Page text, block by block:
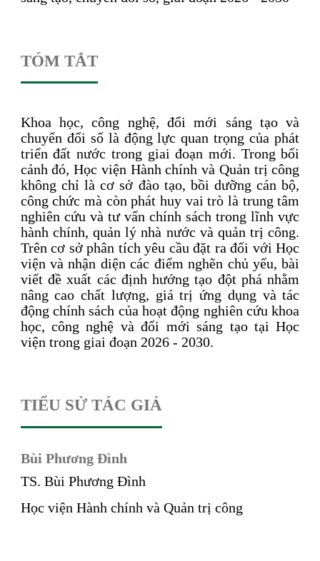
TÓM TẮT
Khoa học, công nghệ, đổi mới sáng tạo và
chuyển đổi số là động lực quan trọng của phát
triển đất nước trong giai đoạn mới. Trong bối
cảnh đó, Học viện Hành chính và Quản trị công
không chỉ là cơ sở đào tạo, bồi dưỡng cán bộ,
công chức mà còn phát huy vai trò là trung tâm
nghiên cứu và tư vấn chính sách trong lĩnh vực
hành chính, quản lý nhà nước và quản trị công.
Trên cơ sở phân tích yêu cầu đặt ra đối với Học
viện và nhận diện các điểm nghẽn chủ yếu, bài
viết đề xuất các định hướng tạo đột phá nhằm
nâng cao chất lượng, giá trị ứng dụng và tác
động chính sách của hoạt động nghiên cứu khoa
học, công nghệ và đổi mới sáng tạo tại Học
viện trong giai đoạn 2026 - 2030.
TIỂU SỬ TÁC GIẢ
Bùi Phương Đình
TS. Bùi Phương Đình
Học viện Hành chính và Quản trị công